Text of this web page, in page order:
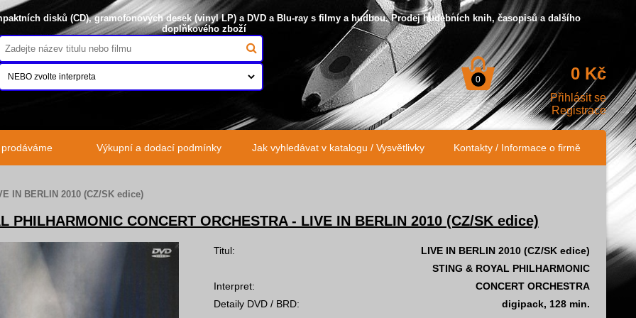
disků (CD), gramofonových desek (vinyl LP) a DVD a Blu-ray s filmy a hudbou. Prodej hudebních knih, časopisů a dalšího
doplňkového zboží
0 0 Kč
Přihlásit se
Registrace
Výkupní a dodací podmínky Jak vyhledávat v katalogu / Vysvětlivky Kontakty / Informace o firmě
IN BERLIN 2010 (CZ/SK edice)
PHILHARMONIC CONCERT ORCHESTRA - LIVE IN BERLIN 2010 (CZ/SK edice)
Titul: LIVE IN BERLIN 2010 (CZ/SK edice)
Interpret:
STING & ROYAL PHILHARMONIC
CONCERT ORCHESTRA
Detaily DVD / BRD:
digipack, 128 min.